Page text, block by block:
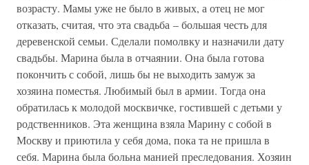
возрасту. Мамы уже не было в живых, а отец не мог
отказать, считая, что эта свадьба – большая честь для
деревенской семьи. Сделали помолвку и назначили дату
свадьбы. Марина была в отчаянии. Она была готова
покончить с собой, лишь бы не выходить замуж за
хозяина поместья. Любимый был в армии. Тогда она
обратилась к молодой москвичке, гостившей с детьми у
родственников. Эта женщина взяла Марину с собой в
Москву и приютила у себя дома, пока та не пришла в
себя. Марина была больна манией преследования. Хозяин